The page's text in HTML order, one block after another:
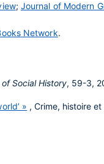
; Journal of Modern
Network.
Social History, 59-3,
» , Crime, histoire